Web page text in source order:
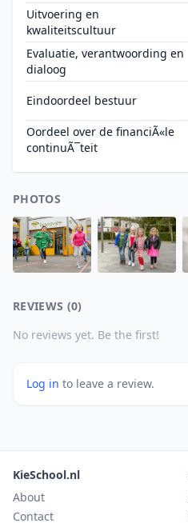
Uitvoering en
kwaliteitscultuur
Evaluatie, verantwoording en
dialoog
Eindoordeel bestuur
Oordeel over de financiÃ«le
continuÃ¯teit
PHOTOS
REVIEWS (0)
No reviews yet. Be the first!
Log in to leave a review.
KieSchool.nl
About
Contact